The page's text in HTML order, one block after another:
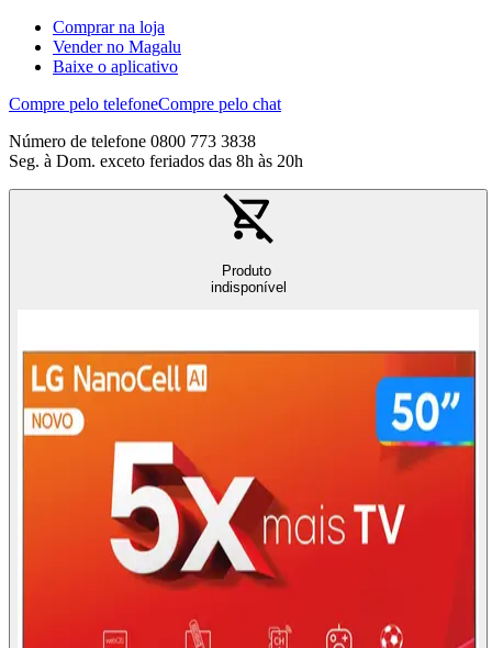
Comprar na loja
Vender no Magalu
Baixe o aplicativo
Compre pelo telefoneCompre pelo chat
Número de telefone 0800 773 3838
Seg. à Dom. exceto feriados das 8h às 20h
Produto
indisponível